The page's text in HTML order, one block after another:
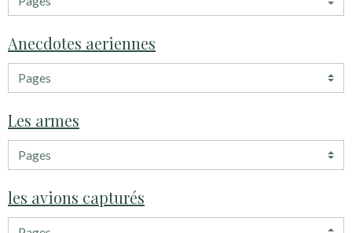
Anecdotes aeriennes
Les armes
les avions capturés